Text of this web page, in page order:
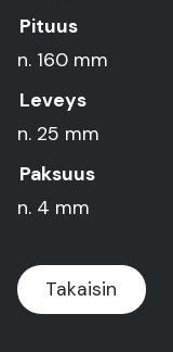
Pituus
n. 160 mm
Leveys
n. 25 mm
Paksuus
n. 4 mm
Takaisin